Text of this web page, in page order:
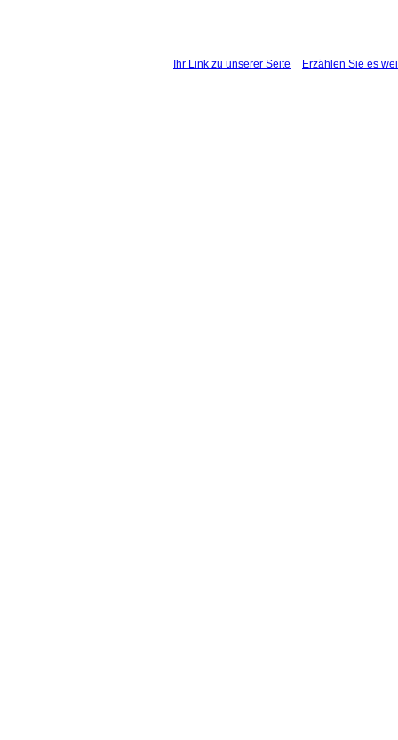
Ihr Link zu unserer Seite Erzählen Sie es